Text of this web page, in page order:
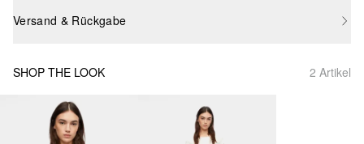
Versand & Rückgabe
SHOP THE LOOK 2 Artikel